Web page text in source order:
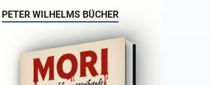
PETER WILHELMS BÜCHER